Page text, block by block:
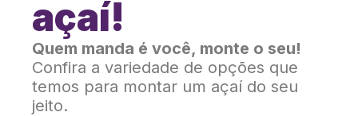
açaí!
Quem manda é você, monte o seu!
Confira a variedade de opções que
temos para montar um açaí do seu
jeito.